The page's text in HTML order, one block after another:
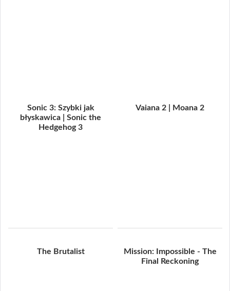
Sonic 3: Szybki jak
błyskawica | Sonic the
Hedgehog 3
Vaiana 2 | Moana 2
The Brutalist
Mission: Impossible - The
Final Reckoning